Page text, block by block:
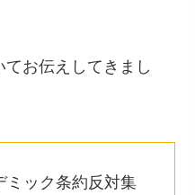
お伝えしてきまし
ミック条約反対集